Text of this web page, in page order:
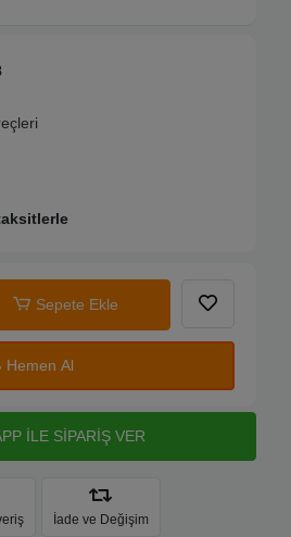
Sepete Ekle
Hemen Al
İLE SİPARİŞ VER
İade ve Değişim